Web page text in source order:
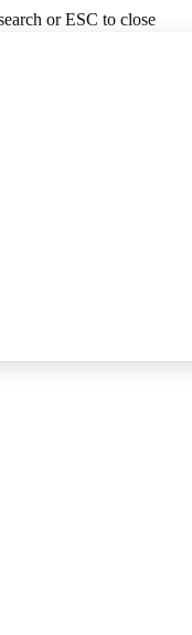
or ESC to close